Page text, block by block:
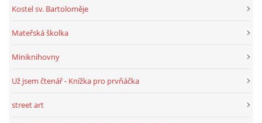
© 2026 eStránky.cz Aktualizováno: 1. 8. 2026
Kostel sv. Bartoloměje
Mateřská školka
Miniknihovny
Už jsem čtenář - Knížka pro prvňáčka
street art